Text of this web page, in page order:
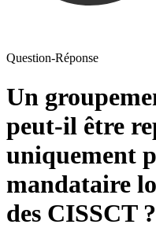
Question-Réponse
Un
peut-il être
uniquement
mandataire
des CISSCT ?